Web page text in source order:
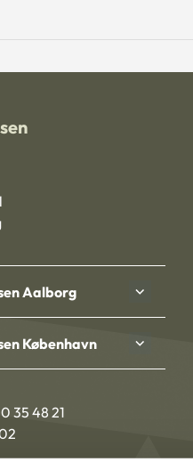
Aalborg
København
35 48 21